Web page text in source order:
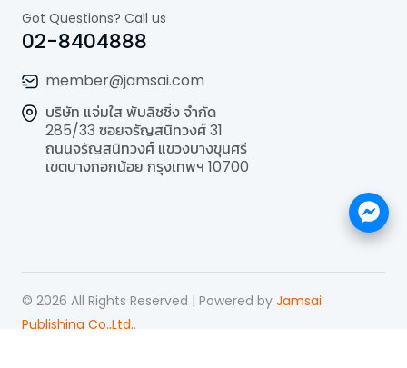
Got Questions? Call us
02-8404888
member@jamsai.com
บริษัท แจ่มใส พับลิชชิ่ง จำกัด
285/33 ซอยจรัญสนิทวงศ์ 31
ถนนจรัญสนิทวงศ์ แขวงบางขุนศรี
เขตบางกอกน้อย กรุงเทพฯ 10700
© 2026 All Rights Reserved | Powered by Jamsai
Publishing Co.,Ltd..